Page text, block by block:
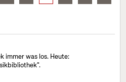
immer was los. Heute: